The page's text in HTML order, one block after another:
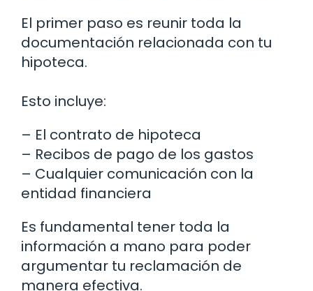
El primer paso es reunir toda la
documentación relacionada con tu
hipoteca.
Esto incluye:
– El contrato de hipoteca
– Recibos de pago de los gastos
– Cualquier comunicación con la
entidad financiera
Es fundamental tener toda la
información a mano para poder
argumentar tu reclamación de
manera efectiva.